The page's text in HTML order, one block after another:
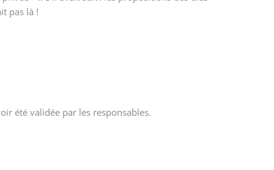
pas là !
été validée par les responsables.